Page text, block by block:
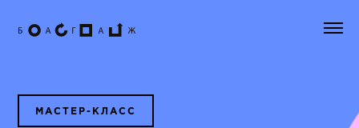
МАСТЕР-КЛАСС